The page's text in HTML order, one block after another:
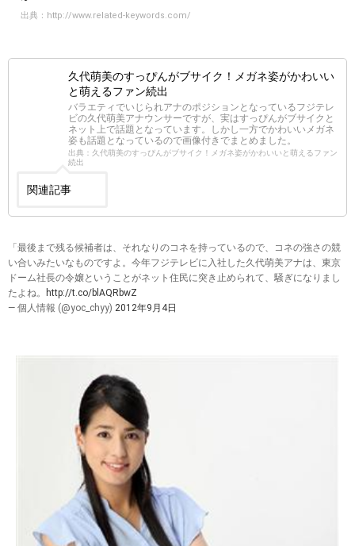
出典： http://www.related-keywords.com/
久代萌美のすっぴんがブサイク！メガネ姿がかわいい
と萌えるファン続出
バラエティでいじられアナのポジションとなっているフジテレ
ビの久代萌美アナウンサーですが、実はすっぴんがブサイクと
ネット上で話題となっています。しかし一方でかわいいメガネ
姿も話題となっているので画像付きでまとめました。
出典：久代萌美のすっぴんがブサイク！メガネ姿がかわいいと萌えるファン
続出
関連記事
「最後まで残る候補者は、それなりのコネを持っているので、コネの強さの競
い合いみたいなものですよ。今年フジテレビに入社した久代萌美アナは、東京
ドーム社長の令嬢ということがネット住民に突き止められて、騒ぎになりまし
たよね。
http://t.co/blAQRbwZ
— 個人情報 (@yoc_chyy) 2012年9月4日